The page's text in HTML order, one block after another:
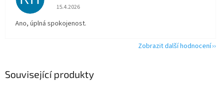
Související produkty
Hodnocení obchodu je 5 z 5 hvězdiček.
15.4.2026
Ano, úplná spokojenost.
Zobrazit další hodnocení